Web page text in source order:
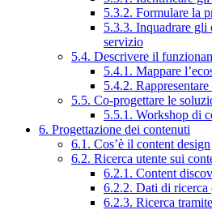
5.3.2. Formulare la
5.3.3. Inquadrare gli
servizio
5.4. Descrivere il
5.4.1. Mappare
5.4.2.
5.5. Co-progettare le
5.5.1. Workshop di
6. Progettazione dei contenuti
6.1. Cos’è il content design
6.2. Ricerca utente sui
6.2.1. Content
6.2.2. Dati di ricerca
6.2.3. Ricerca